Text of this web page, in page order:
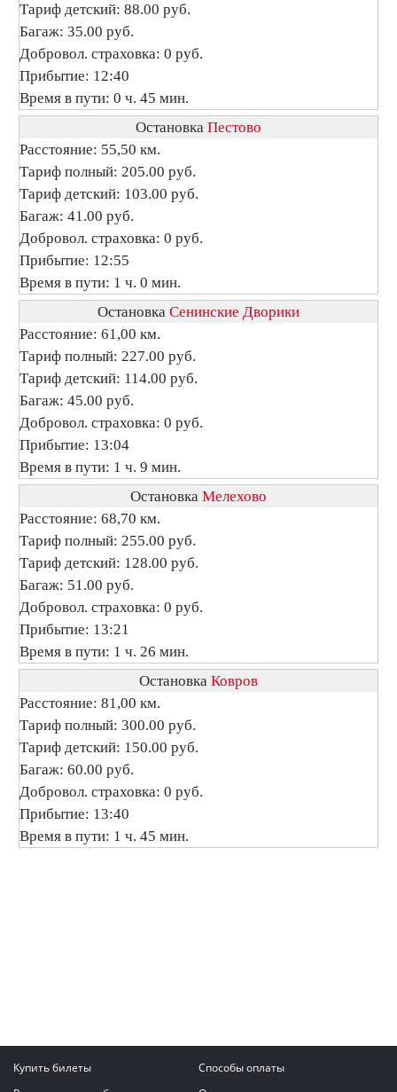
Тариф детский: 88.00 руб.
Багаж: 35.00 руб.
Добровол. страховка: 0 руб.
Прибытие: 12:40
Время в пути: 0 ч. 45 мин.
Остановка Пестово
Расстояние: 55,50 км.
Тариф полный: 205.00 руб.
Тариф детский: 103.00 руб.
Багаж: 41.00 руб.
Добровол. страховка: 0 руб.
Прибытие: 12:55
Время в пути: 1 ч. 0 мин.
Остановка Сенинские Дворики
Расстояние: 61,00 км.
Тариф полный: 227.00 руб.
Тариф детский: 114.00 руб.
Багаж: 45.00 руб.
Добровол. страховка: 0 руб.
Прибытие: 13:04
Время в пути: 1 ч. 9 мин.
Остановка Мелехово
Расстояние: 68,70 км.
Тариф полный: 255.00 руб.
Тариф детский: 128.00 руб.
Багаж: 51.00 руб.
Добровол. страховка: 0 руб.
Прибытие: 13:21
Время в пути: 1 ч. 26 мин.
Остановка Ковров
Расстояние: 81,00 км.
Тариф полный: 300.00 руб.
Тариф детский: 150.00 руб.
Багаж: 60.00 руб.
Добровол. страховка: 0 руб.
Прибытие: 13:40
Время в пути: 1 ч. 45 мин.
Купить билеты
Способы оплаты